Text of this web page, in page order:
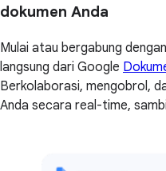
dokumen Anda
Mulai atau bergabung
langsung dari Google
Berkolaborasi, mengobrol,
Anda secara real-time,